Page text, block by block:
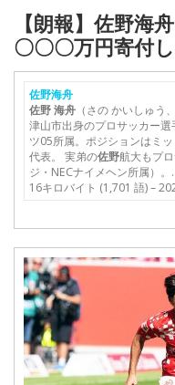
【朗報】佐野海
〇〇〇万円寄付
佐野海舟
佐野海舟 （さの かいしゅ
津山市出身のプロサッカー
ツ05所属。ポジションはミ
代表。 実弟の佐野航大もプ
ジ・NECナイメヘン所属）。
16キロバイト (1,701 語) –